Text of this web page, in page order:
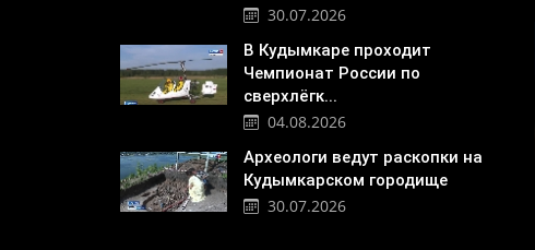
30.07.2026
В Кудымкаре проходит
Чемпионат России по
сверхлёгк...
04.08.2026
Археологи ведут раскопки на
Кудымкарском городище
30.07.2026